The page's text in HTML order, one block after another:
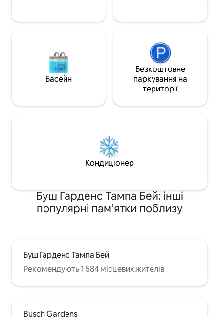
Басейн
Безкоштовне
паркування на
території
Кондиціонер
Буш Гарденс Тампа Бей: інші
популярні пам’ятки поблизу
Буш Гарденс Тампа Бей
Рекомендують 1 584 місцевих жителів
Busch Gardens